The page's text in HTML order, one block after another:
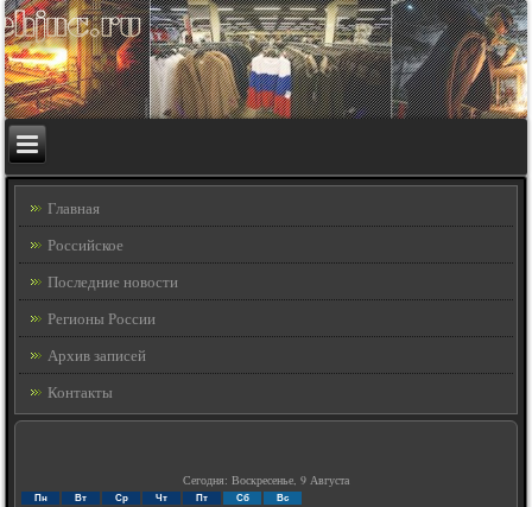
Главная
Российское
Последние новости
Регионы России
Архив записей
Контакты
Сегодня: Воскресенье, 9 Августа
Пн Вт Ср Чт Пт Сб Вс